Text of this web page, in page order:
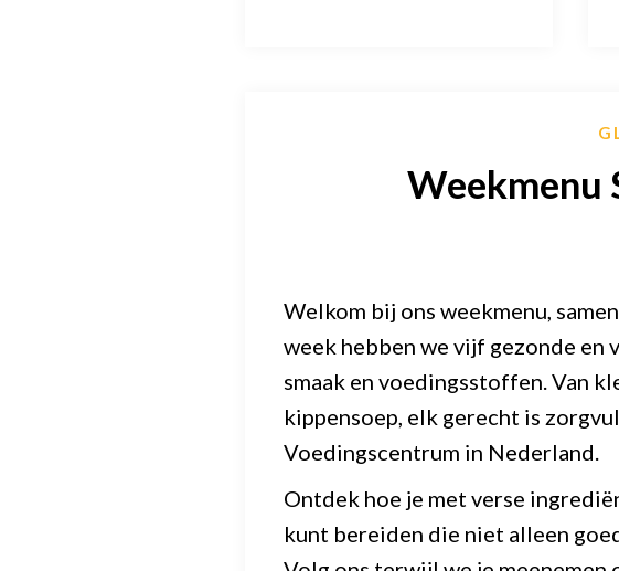
Weekmenu
Welkom bij ons weekmenu,
week hebben we vijf gezonde en
smaak en voedingsstoffen. Van
kippensoep, elk gerecht is
Voedingscentrum in Nederland.
Ontdek hoe je met verse
kunt bereiden die niet alleen